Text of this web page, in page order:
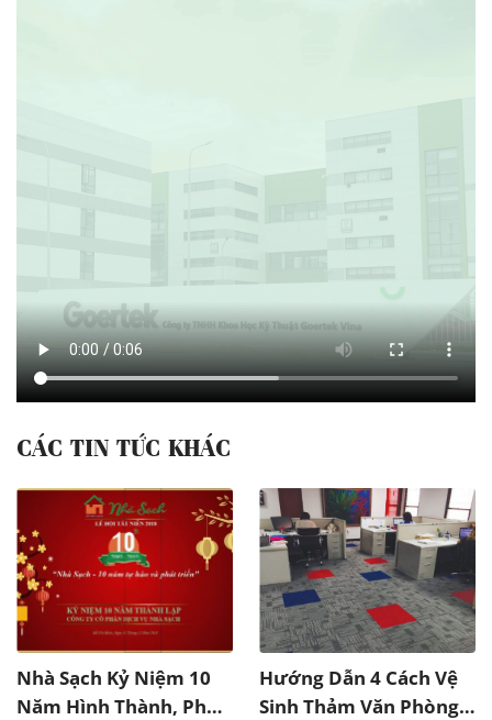
CÁC TIN TỨC KHÁC
Nhà Sạch Kỷ Niệm 10
Năm Hình Thành, Phát
Hướng Dẫn 4 Cách Vệ
Sinh Thảm Văn Phòng